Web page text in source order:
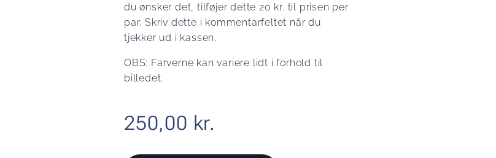
du ønsker det, tilføjer dette 20 kr. til prisen per
par. Skriv dette i kommentarfeltet når du
tjekker ud i kassen.
OBS: Farverne kan variere lidt i forhold til
billedet.
250,00 kr.